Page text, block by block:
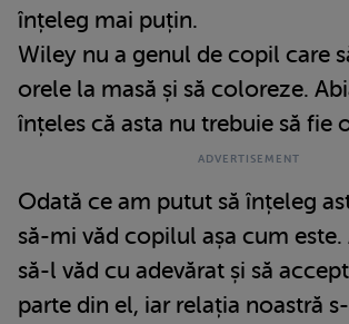
înțeleg mai puțin.
Wiley nu a genul de copil care
orele la masă și să coloreze.
înțeles că asta nu trebuie să fie
Odată ce am putut să înțeleg
să-mi văd copilul așa cum este.
să-l văd cu adevărat și să
parte din el, iar relația noastră